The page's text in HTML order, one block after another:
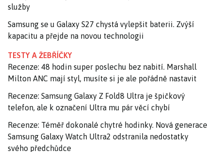
služby
Samsung se u Galaxy S27 chystá vylepšit baterii. Zvýší
kapacitu a přejde na novou technologii
TESTY A ŽEBŘÍČKY
Recenze: 48 hodin super poslechu bez nabití. Marshall
Milton ANC mají styl, musíte si je ale pořádně nastavit
Recenze: Samsung Galaxy Z Fold8 Ultra je špičkový
telefon, ale k označení Ultra mu pár věcí chybí
Recenze: Téměř dokonalé chytré hodinky. Nová generace
Samsung Galaxy Watch Ultra2 odstranila nedostatky
svého předchůdce